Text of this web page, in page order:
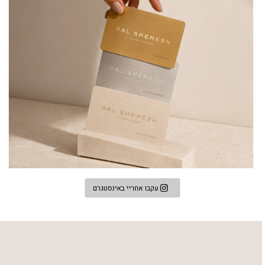
עקבו אחריי באינסטגרם